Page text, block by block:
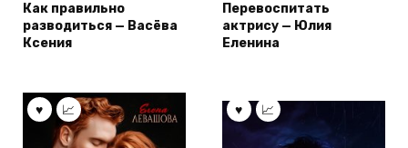
Как правильно
разводиться — Васёва
Ксения
Перевоспитать
актрису — Юлия
Еленина